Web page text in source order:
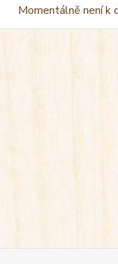
Momentálně není k